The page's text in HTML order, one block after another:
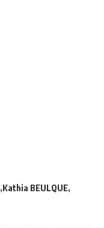
Kathia BEULQUE